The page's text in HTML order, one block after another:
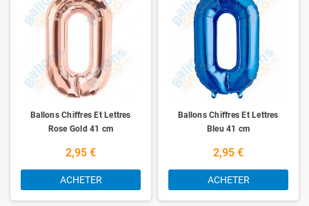
Ballons Chiffres Et Lettres
Rose Gold 41 cm
2,95 €
ACHETER
Ballons Chiffres Et Lettres
Bleu 41 cm
2,95 €
ACHETER